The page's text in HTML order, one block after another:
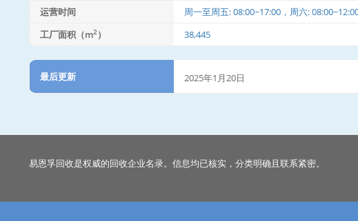
运营时间
周一至周五: 08:00~17:00，周六:
工厂面积（m2） 38,445
最后更新 2025年1月20日
易恩孚回收是权威的回收企业名录。信息均已核实，分类明确且联系紧密。